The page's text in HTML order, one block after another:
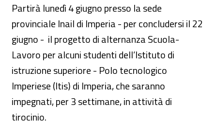
Partirà lunedì 4 giugno presso la sede
provinciale Inail di Imperia - per concludersi il 22
giugno - il progetto di alternanza Scuola-
Lavoro per alcuni studenti dell’Istituto di
istruzione superiore - Polo tecnologico
Imperiese (Itis) di Imperia, che saranno
impegnati, per 3 settimane, in attività di
tirocinio.